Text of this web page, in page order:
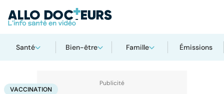
Santé Bien-être Famille Émissions
AccueilSantéMédicaments Vaccination
VACCINATION